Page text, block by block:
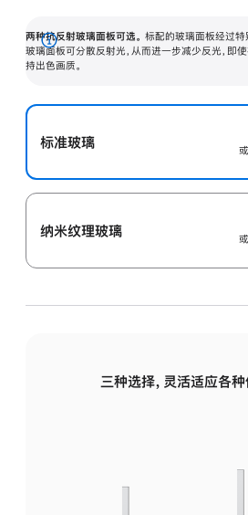
两种抗反射玻璃面板可选。 标配的玻璃面板经过特
玻璃面板可分散反射光，从而进一步减少反光，即
持出色画质。
展
开
标准玻璃
纳米纹理玻璃
三种选择，灵活适应各种